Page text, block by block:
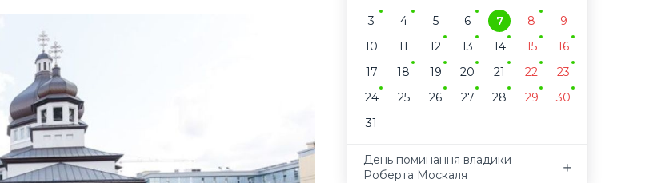
3
4 5 6 7 8
9
10
11 12 13 14 15
16
17
18 19 20 21 22
23
24
25 26 27 28 29
30
31
День поминання владики
Роберта Москаля